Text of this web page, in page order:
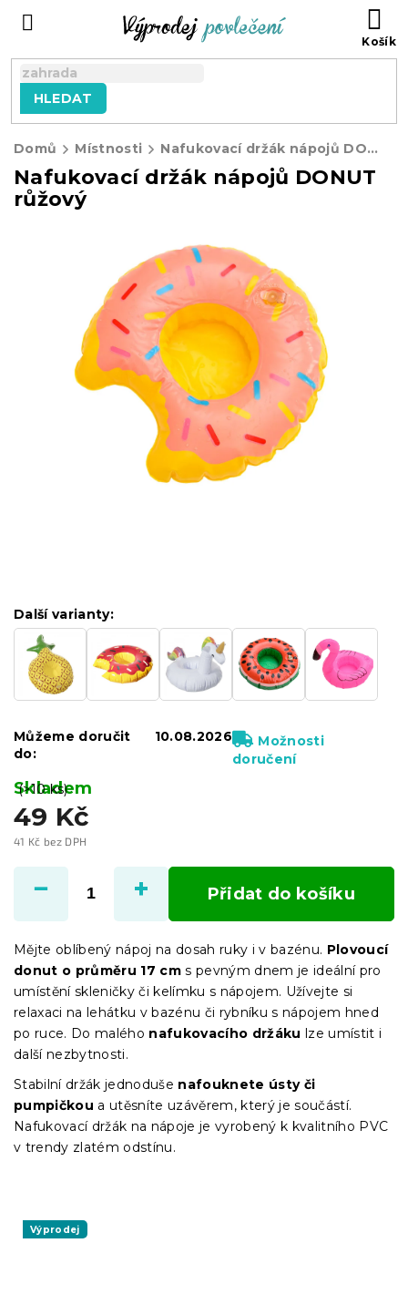
HLEDAT
Domů Místnosti Nafukovací držák nápojů DONUT růžový
Nafukovací držák nápojů DONUT
růžový
49 Kč
41 Kč bez DPH
cena:
Skladem
(>10 ks)
Další varianty:
Můžeme doručit
do:
10.08.2026
Možnosti
doručení
Přidat do košíku
Mějte oblíbený nápoj na dosah ruky i v bazénu. Plovoucí
donut o průměru 17 cm s pevným dnem je ideální pro
umístění skleničky či kelímku s nápojem. Užívejte si
relaxaci na lehátku v bazénu či rybníku s nápojem hned
po ruce. Do malého nafukovacího držáku lze umístit i
další nezbytnosti.
Stabilní držák jednoduše nafouknete ústy či
pumpičkou a utěsníte uzávěrem, který je součástí.
Nafukovací držák na nápoje je vyrobený k kvalitního PVC
v trendy zlatém odstínu.
Výprodej